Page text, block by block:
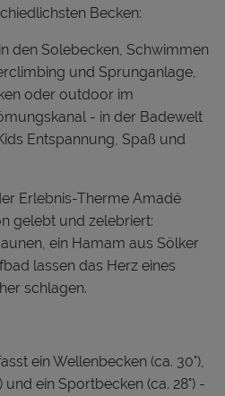
Becken:
den Solebecken, Schwimmen
und Sprunganlage,
oder outdoor im
- in der Badewelt
Entspannung, Spaß und
Erlebnis-Therme Amadé
gelebt und zelebriert:
ein Hamam aus Sölker
lassen das Herz eines
schlagen.
ein Wellenbecken (ca. 30°),
und ein Sportbecken (ca. 28°) -